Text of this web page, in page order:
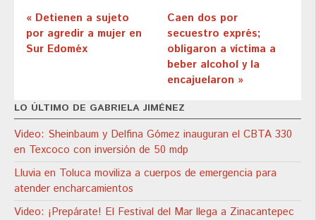
« Detienen a sujeto
por agredir a mujer en
Sur Edoméx
Caen dos por
secuestro exprés;
obligaron a víctima a
beber alcohol y la
encajuelaron »
LO ÚLTIMO DE GABRIELA JIMÉNEZ
Video: Sheinbaum y Delfina Gómez inauguran el CBTA 330
en Texcoco con inversión de 50 mdp
Lluvia en Toluca moviliza a cuerpos de emergencia para
atender encharcamientos
Video: ¡Prepárate! El Festival del Mar llega a Zinacantepec